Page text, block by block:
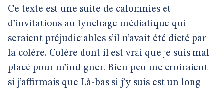
Ce texte est une suite de calomnies et
d’invitations au lynchage médiatique qui
seraient préjudiciables s’il n’avait été dicté par
la colère. Colère dont il est vrai que je suis mal
placé pour m’indigner. Bien peu me croiraient
si j’affirmais que Là-bas si j’y suis est un long